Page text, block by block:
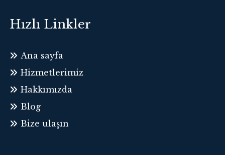
Hızlı Linkler
Ana sayfa
Hizmetlerimiz
Hakkımızda
Blog
Bize ulaşın